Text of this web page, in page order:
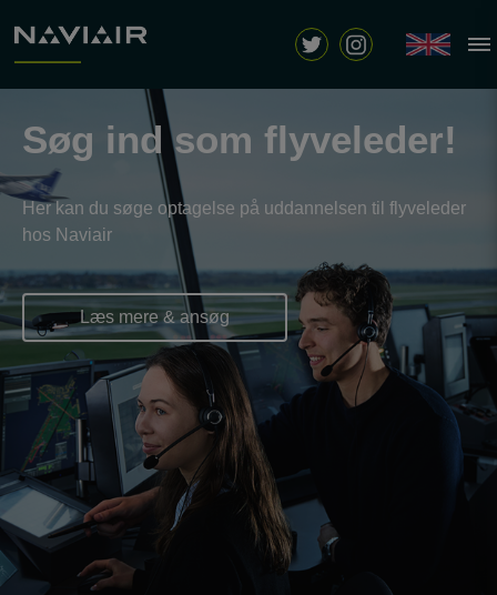
Søg ind som flyveleder!
Her kan du søge optagelse på uddannelsen til flyveleder
hos Naviair
Læs mere & ansøg